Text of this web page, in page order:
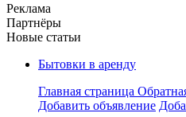
Реклама
Партнёры
Новые статьи
Бытовки в аренду
Главная страница
Добавить объявление